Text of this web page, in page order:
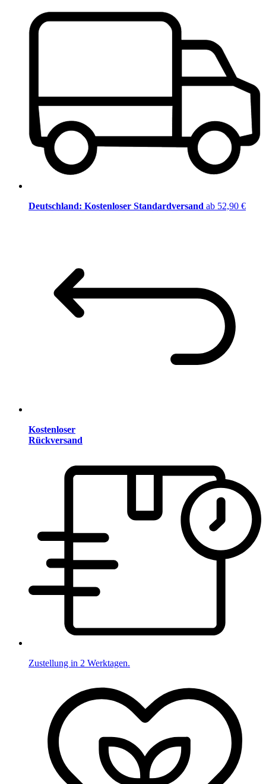
Deutschland: Kostenloser Standardversand ab 52,90 €
Kostenloser
Rückversand
Zustellung in 2 Werktagen.